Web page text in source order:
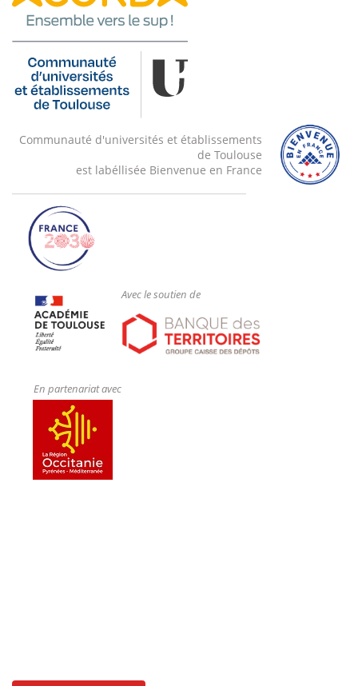
Communauté d'universités et établissements
de Toulouse
est labéllisée Bienvenue en France
Avec le soutien de
En partenariat avec